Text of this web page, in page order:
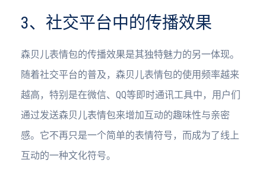
3、社交平台中的传播效果
森贝儿表情包的传播效果是其独特魅力的另一体现。
随着社交平台的普及，森贝儿表情包的使用频率越来
越高，特别是在微信、QQ等即时通讯工具中，用户们
通过发送森贝儿表情包来增加互动的趣味性与亲密
感。它不再只是一个简单的表情符号，而成为了线上
互动的一种文化符号。